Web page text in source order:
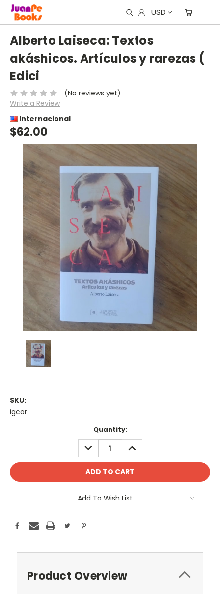
USD
Alberto Laiseca: Textos
akáshicos. Artículos y rarezas (
Edici
(No reviews yet)
Write a Review
Internacional
$62.00
SKU:
igcor
Quantity:
DECREASE
QUANTITY:
INCREASE
QUANTITY:
Add To Wish List
Product Overview